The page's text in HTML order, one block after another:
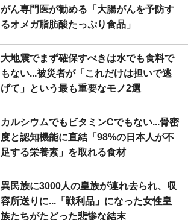
がん専門医が勧める「大腸がんを予防す
るオメガ脂肪酸たっぷり食品」
大地震でまず確保すべきは水でも食料で
もない...被災者が「これだけは担いで逃
げて」という最も重要なモノ2選
カルシウムでもビタミンCでもない...骨密
度と認知機能に直結「98%の日本人が不
足する栄養素」を取れる食材
異民族に3000人の皇族が連れ去られ、収
容所送りに...「戦利品」になった女性皇
族たちがたどった悲惨な結末